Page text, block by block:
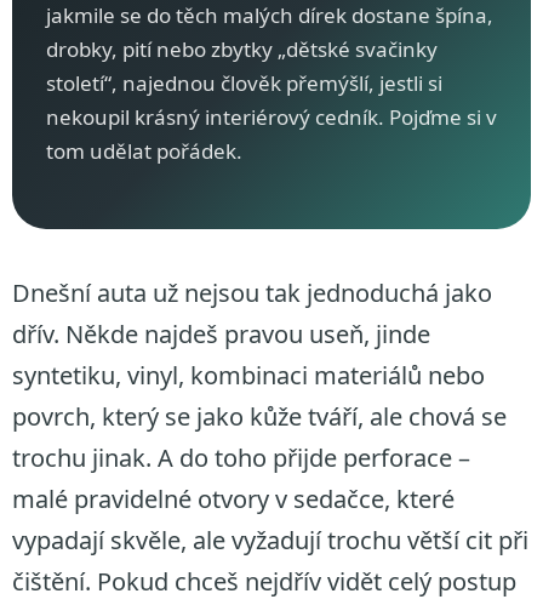
jakmile se do těch malých dírek dostane špína,
drobky, pití nebo zbytky „dětské svačinky
století“, najednou člověk přemýšlí, jestli si
nekoupil krásný interiérový cedník. Pojďme si v
tom udělat pořádek.
Dnešní auta už nejsou tak jednoduchá jako
dřív. Někde najdeš pravou useň, jinde
syntetiku, vinyl, kombinaci materiálů nebo
povrch, který se jako kůže tváří, ale chová se
trochu jinak. A do toho přijde perforace –
malé pravidelné otvory v sedačce, které
vypadají skvěle, ale vyžadují trochu větší cit při
čištění. Pokud chceš nejdřív vidět celý postup